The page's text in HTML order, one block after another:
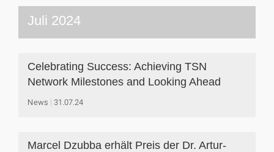
Juli 2024
Celebrating Success: Achieving TSN
Network Milestones and Looking Ahead
News 31.07.24
Marcel Dzubba erhält Preis der Dr. Artur-